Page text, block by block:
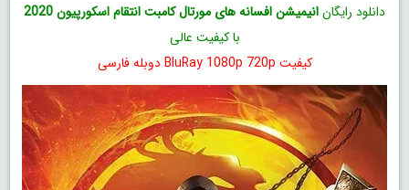
دانلود رایگانانیمیشن افسانه های مورتال کامبت انتقام اسکورپیون 2020
با کیفیت عالی
کیفیت BluRay 1080p 720p دوبله فارسی